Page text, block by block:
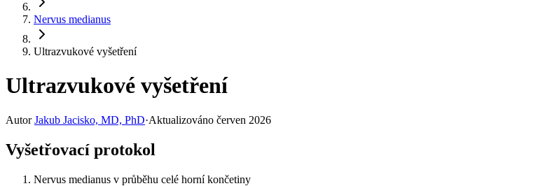
Nervus medianus
Ultrazvukové vyšetření
Ultrazvukové vyšetření
Autor Jakub Jacisko, MD, PhD·Aktualizováno červen 2026
Vyšetřovací protokol
Nervus medianus v průběhu celé horní končetiny